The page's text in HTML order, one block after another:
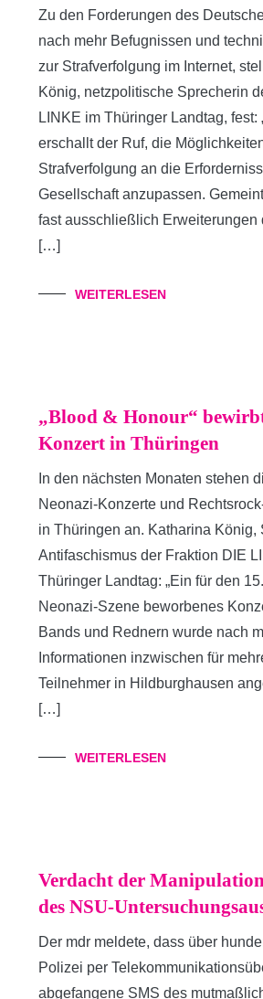
Zu den Forderungen des
nach mehr Befugnissen und
zur Strafverfolgung im Internet,
König, netzpolitische Sprecherin
LINKE im Thüringer Landtag, fest:
erschallt der Ruf, die
Strafverfolgung an die
Gesellschaft anzupassen.
fast ausschließlich Erweiterungen
[…]
WEITERLESEN
„Blood & Honour“
Konzert in Thüringen
In den nächsten Monaten stehen
Neonazi-Konzerte und
in Thüringen an. Katharina König,
Antifaschismus der Fraktion DIE
Thüringer Landtag: „Ein für den
Neonazi-Szene beworbenes
Bands und Rednern wurde nach
Informationen inzwischen für
Teilnehmer in Hildburghausen
[…]
WEITERLESEN
Verdacht der
des NSU-
Der mdr meldete, dass über
Polizei per
abgefangene SMS des